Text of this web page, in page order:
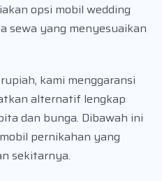
opsi mobil wedding
sewa yang menyesuaikan
kami menggaransi
alternatif lengkap
dan bunga. Dibawah ini
pernikahan yang
sekitarnya.